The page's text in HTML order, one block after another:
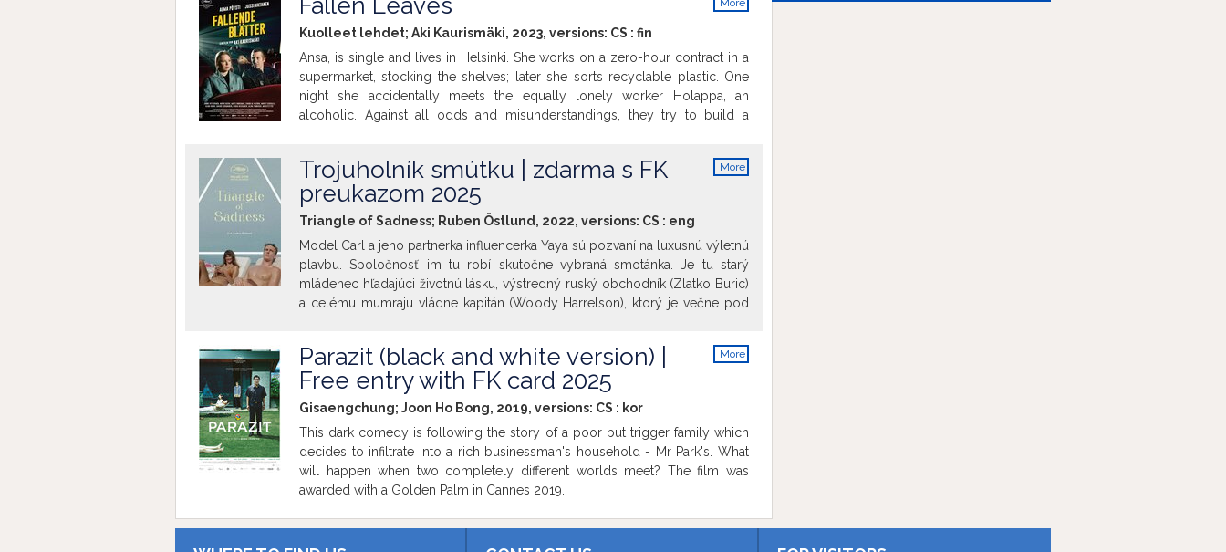
More
Fallen Leaves
Kuolleet lehdet; Aki Kaurismäki, 2023, versions: CS : fin
Ansa, is single and lives in Helsinki. She works on a zero-hour contract in a
supermarket, stocking the shelves; later she sorts recyclable plastic. One
night she accidentally meets the equally lonely worker Holappa, an
alcoholic. Against all odds and misunderstandings, they try to build a
lonely people with baggage, who meet later in life. It takes courage to fall in
love later in life.
More
Trojuholník smútku | zdarma s FK
preukazom 2025
Triangle of Sadness; Ruben Östlund, 2022, versions: CS : eng
Model Carl a jeho partnerka influencerka Yaya sú pozvaní na luxusnú výletnú
plavbu. Spoločnosť im tu robí skutočne vybraná smotánka. Je tu starý
mládenec hľadajúci životnú lásku, výstredný ruský obchodník (Zlatko Buric)
a celému mumraju vládne kapitán (Woody Harrelson), ktorý je večne pod
Ruben Östlund natočil satirickú komédiu o spoločenských rolách a opojnej
sile moci, ktorá nenechá na žiadnom z pasažierov niť suchú.
More
Parazit (black and white version) |
Free entry with FK card 2025
Gisaengchung; Joon Ho Bong, 2019, versions: CS : kor
This dark comedy is following the story of a poor but trigger family which
decides to infiltrate into a rich businessman's household - Mr Park's. What
will happen when two completely different worlds meet? The film was
awarded with a Golden Palm in Cannes 2019.